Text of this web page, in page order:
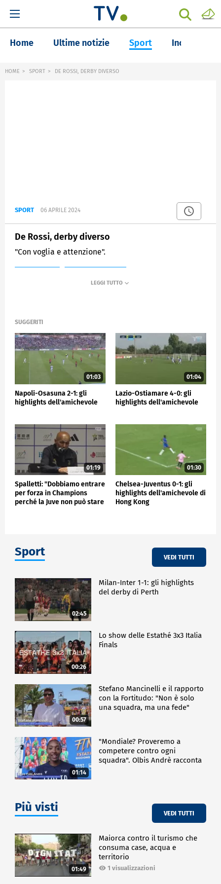
Home Ultime notizie Sport Inchieste
HOME SPORT DE ROSSI, DERBY DIVERSO
SPORT 06 APRILE 2024
De Rossi, derby diverso
"Con voglia e attenzione".
SUGGERITI
01:03
Napoli-Osasuna 2-1: gli
highlights dell'amichevole
01:04
Lazio-Ostiamare 4-0: gli
highlights dell'amichevole
01:19
Spalletti: "Dobbiamo entrare
per forza in Champions
perché la Juve non può stare
01:30
Chelsea-Juventus 0-1: gli
highlights dell'amichevole di
Hong Kong
Sport VEDI TUTTI
02:45
Milan-Inter 1-1: gli highlights
del derby di Perth
00:26
Lo show delle Estathé 3x3 Italia
Finals
00:57
Stefano Mancinelli e il rapporto
con la Fortitudo: "Non è solo
una squadra, ma una fede"
01:14
"Mondiale? Proveremo a
competere contro ogni
squadra". Olbis Andrè racconta
Più visti VEDI TUTTI
01:49
Maiorca contro il turismo che
consuma case, acqua e
territorio
1 visualizzazioni